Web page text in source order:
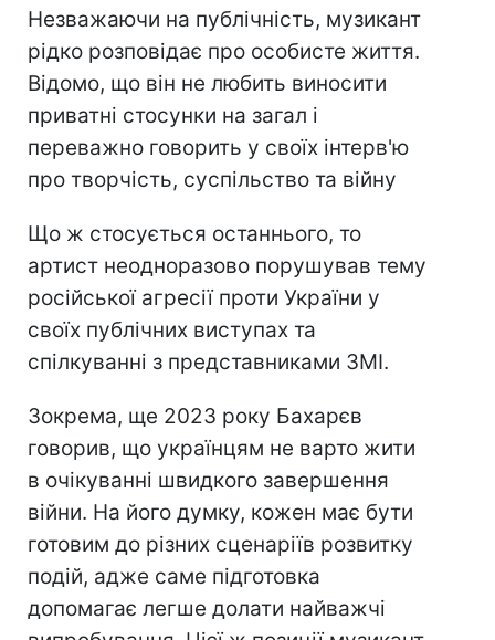
Незважаючи на публічність, музикант
рідко розповідає про особисте життя.
Відомо, що він не любить виносити
приватні стосунки на загал і
переважно говорить у своїх інтерв'ю
про творчість, суспільство та війну
Що ж стосується останнього, то
артист неодноразово порушував тему
російської агресії проти України у
своїх публічних виступах та
спілкуванні з представниками ЗМІ.
Зокрема, ще 2023 року Бахарєв
говорив, що українцям не варто жити
в очікуванні швидкого завершення
війни. На його думку, кожен має бути
готовим до різних сценаріїв розвитку
подій, адже саме підготовка
допомагає легше долати найважчі